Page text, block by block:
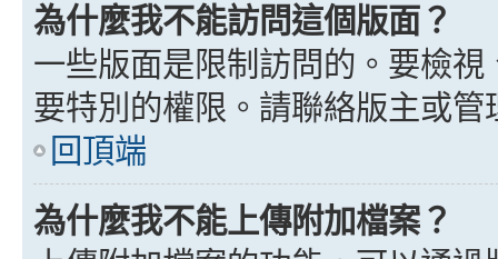
為什麼我不能訪問這個版面？
一些版面是限制訪問的。要檢
要特別的權限。請聯絡版主或管
回頂端
為什麼我不能上傳附加檔案？